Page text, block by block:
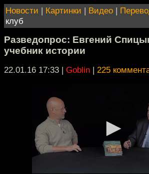
Новости | Картинки | Видео |
клуб
Разведопрос: Евгений
учебник истории
22.01.16 17:33 | Goblin | 225